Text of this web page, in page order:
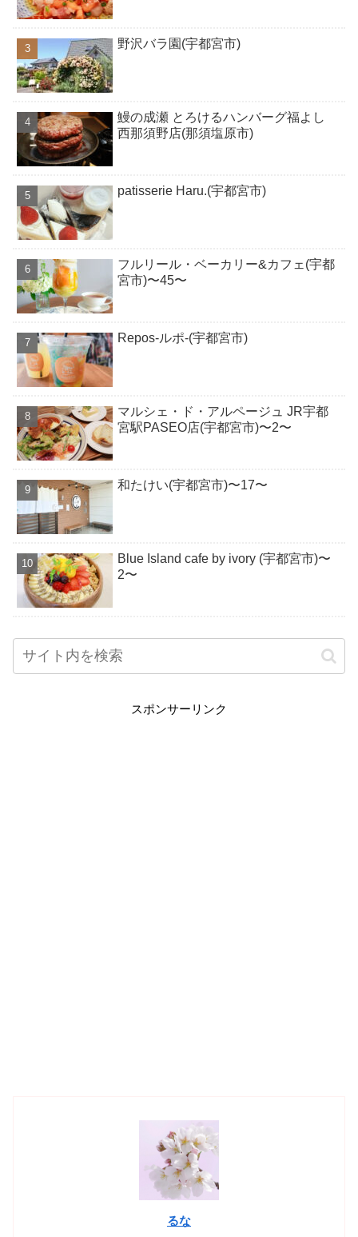
野沢バラ園(宇都宮市)
鰻の成瀬 とろけるハンバーグ福よし
西那須野店(那須塩原市)
patisserie Haru.(宇都宮市)
フルリール・ベーカリー&カフェ(宇都
宮市)〜45〜
Repos-ルポ-(宇都宮市)
マルシェ・ド・アルページュ JR宇都
宮駅PASEO店(宇都宮市)〜2〜
和たけい(宇都宮市)〜17〜
Blue Island cafe by ivory (宇都宮市)〜
2〜
スポンサーリンク
るな